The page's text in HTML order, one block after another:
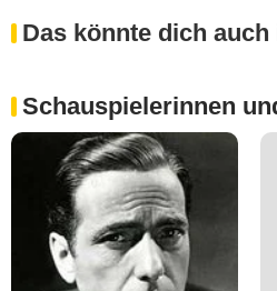
Das könnte dich
Schauspielerinnen